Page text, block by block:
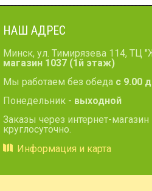
НАШ АДРЕС
Минск, ул. Тимирязева 114, ТЦ
магазин 1037 (1й этаж)
Мы работаем без обеда с 9.00
Понедельник - выходной
Заказы через интернет-
круглосуточно.
Информация и карта